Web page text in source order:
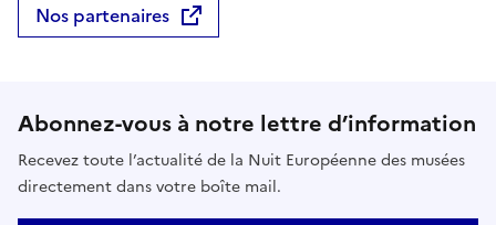
Nos partenaires
Abonnez-vous à notre lettre d’information
Recevez toute l’actualité de la Nuit Européenne des musées
directement dans votre boîte mail.